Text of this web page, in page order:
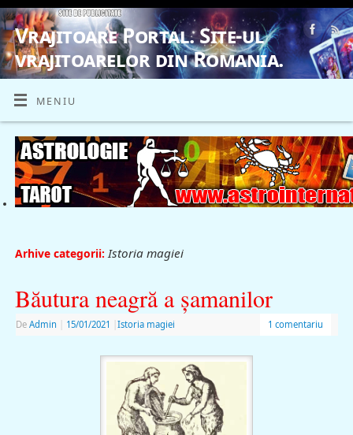
Vrajitoare Portal. Site-ul
vrajitoarelor din Romania.
VRAJITOARE, VRAJITOARELE, VRAJITOARE
MENIU
Arhive categorii:Istoria magiei
Băutura neagră a şamanilor
De Admin 15/01/2021 Istoria magiei 1 comentariu